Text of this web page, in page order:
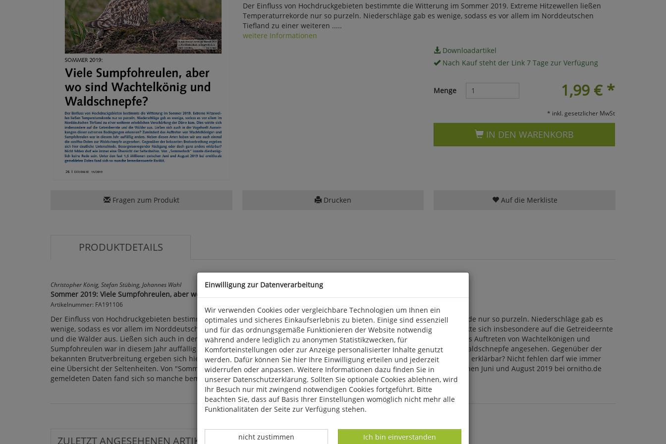
Der Einfluss von Hochdruckgebieten bestimmte die Witterung im Sommer 2019. Extreme Hitzewellen ließen
Temperaturrekorde nur so purzeln. Niederschläge gab es wenige, sodass es vor allem im Norddeutschen
Tiefland zu einer weiteren .....
weitere Informationen
Downloadartikel
Nach Kauf steht der Link 7 Tage zur Verfügung
1,99 €*
Menge
* inkl. gesetzlicher MwSt
IN DEN WARENKORB
Fragen zum Produkt Drucken Auf die Merkliste
PRODUKTDETAILS
Christopher König, Stefan Stübing, Johannes Wahl
Sommer 2019: Viele Sumpfohreulen, aber wo sind Wachtelkönig und Waldschnepfe?
Artikelnummer: FA191106
Der Einfluss von Hochdruckgebieten bestimmte die Witterung im Sommer 2019. Extreme Hitzewellen ließen Temperaturrekorde nur so purzeln. Niederschläge gab es
wenige, sodass es vor allem im Norddeutschen Tiefland zu einer weiteren erheblichen Verschärfung der Dürre kam. Dies wirkte sich insbesondere auf die Getreideernte
und die Wälder aus. Ließen sich auch in der Vogelwelt Auswirkungen dieser extremen Bedingungen erkennen? Zumindest das Auftreten von Wachtelkönigen und
Sumpfohreulen war in diesem Jahr auffällig anders. Neben diesen Arten haben wir uns auch einmal die ornitho-Daten zur Waldschnepfe angesehen. Gegenüber der
bekannten Brutverbreitung ergeben sich hier deutliche Unterschiede. Besorgniserregender Rückgang oder doch ganz anders erklärbar? Nicht fehlen darf wie immer
eine Übersicht der Seltenheiten. Von "Sommerloch" konnte diesbezüglich keine Rede sein. Unter den fast 1,5 Millionen zwischen Juni und August 2019 bei ornitho.de
gemeldeten Daten fand sich so manche bemerkenswerte Rarität.
ZULETZT ANGESEHENEN ARTIKEL:
Einwilligung zur Datenverarbeitung
Wir verwenden Cookies oder vergleichbare Technologien um Ihnen ein
optimales und sicheres Einkaufserlebnis zu bieten. Einige sind essenziell
und für das ordnungsgemäße Funktionieren der Website notwendig
während andere lediglich zu anonymen Statistikzwecken, für
Komforteinstellungen oder zur Anzeige personalisierter Inhalte genutzt
werden. Dafür können Sie hier Ihre Einwilligung erteilen und jederzeit
widerrufen oder anpassen. Weitere Informationen dazu finden Sie in
unserer Datenschutzerklärung. Sollten Sie optionale Cookies ablehnen, wird
Ihr Besuch nur mit zwingend notwendigen Cookies fortgeführt. Bitte
beachten Sie, dass auf Basis Ihrer Einstellungen womöglich nicht mehr alle
Funktionalitäten der Seite zur Verfügung stehen.
Datenverarbeitung -
Ich bin einverstanden
Datenverarbeitung -
nicht zustimmen